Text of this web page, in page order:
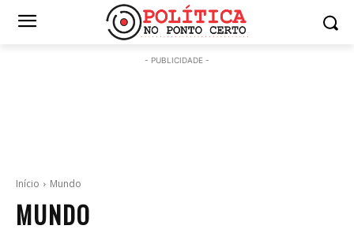
- PUBLICIDADE -
Início Mundo
MUNDO